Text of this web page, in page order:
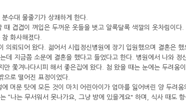
수대 물줄기가 상쾌하게 한다.
때 겹겹이 껴입은 두꺼운 옷들을 벗고 알록달록 색깔의 옷차림이다.
화사해졌다.
의뢰되어 왔다. 젊어서 시립정신병원에 장기 입원했으며 결혼은 했
데 지금쯤 소문에 결혼을 했다고 들었다고 한다. 병원에서 나와 정
만 쫓겨나다시피 해서 좋은집에 왔다. 첨 왔을 때는 눈에는 두려움
으로 떨어진 표정이었다.
머문 탓에 모든 것이 마치 어린아이가 엄마를 잃어버린 양 두려움
“나는 무서워서 못나가요, 그냥 방에 있을게요" 하며, 식사 때도